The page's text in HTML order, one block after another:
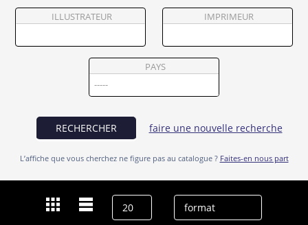
Vendre
ILLUSTRATEUR IMPRIMEUR
PAYS
RECHERCHER faire une nouvelle recherche
L’affiche que vous cherchez ne figure pas au catalogue ? Faites-en nous part